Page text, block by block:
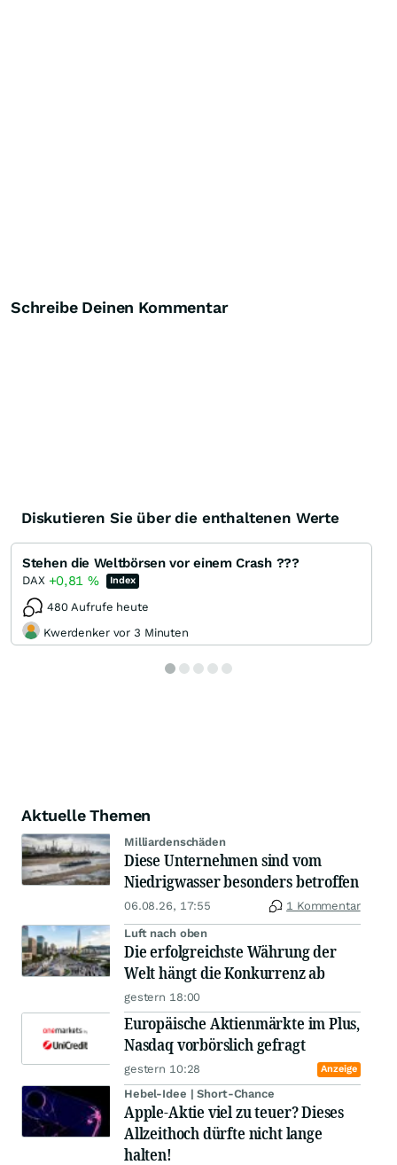
Schreibe Deinen Kommentar
Diskutieren Sie über die enthaltenen Werte
Stehen die Weltbörsen vor einem Crash ???
DAX +0,81 % Index
480 Aufrufe heute
Kwerdenker vor 3 Minuten
Aktuelle Themen
Milliardenschäden
Diese Unternehmen sind vom
Niedrigwasser besonders betroffen
06.08.26, 17:55 1 Kommentar
Luft nach oben
Die erfolgreichste Währung der
Welt hängt die Konkurrenz ab
gestern 18:00
Europäische Aktienmärkte im Plus,
Nasdaq vorbörslich gefragt
gestern 10:28 Anzeige
Hebel-Idee | Short-Chance
Apple-Aktie viel zu teuer? Dieses
Allzeithoch dürfte nicht lange
halten!